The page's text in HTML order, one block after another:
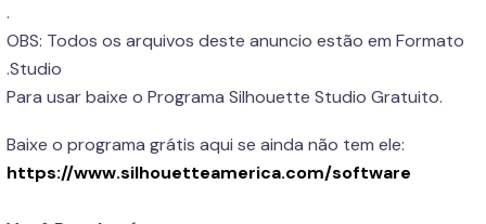
.
OBS: Todos os arquivos deste anuncio estão em Formato
.Studio
Para usar baixe o Programa Silhouette Studio Gratuito.
Baixe o programa grátis aqui se ainda não tem ele:
https://www.silhouetteamerica.com/software